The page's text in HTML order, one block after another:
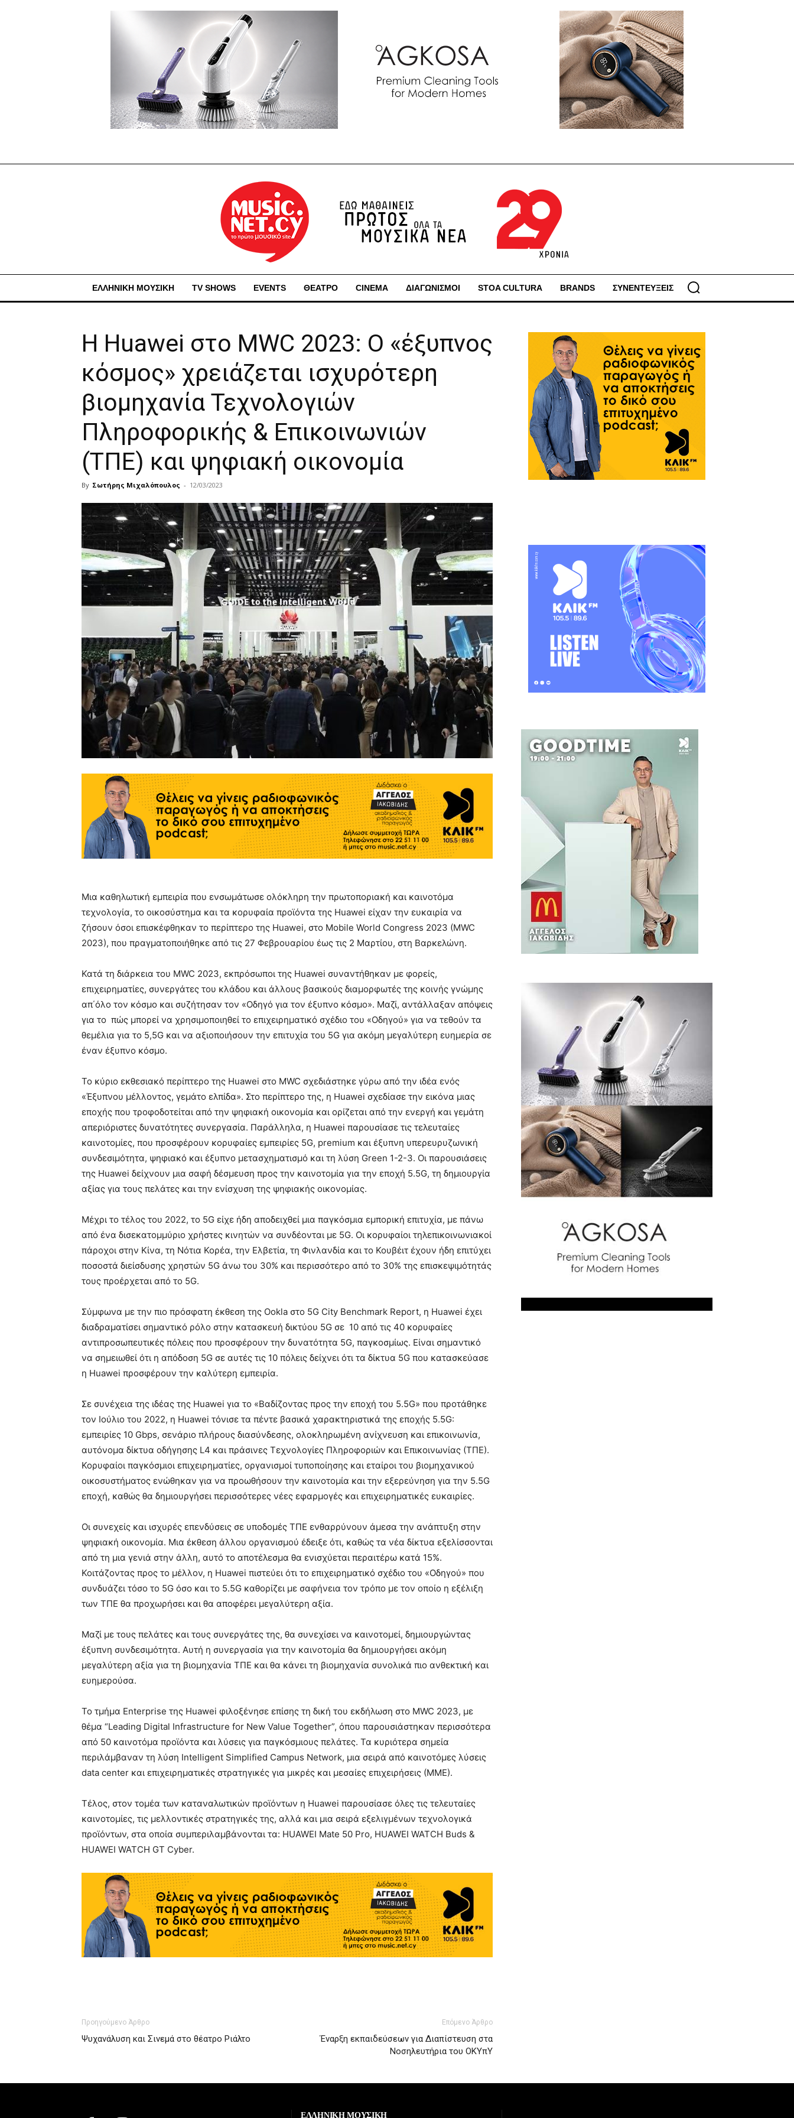
ΕΛΛΗΝΙΚΗ ΜΟΥΣΙΚΗ TV SHOWS EVENTS ΘΕΑΤΡΟ CINEMA ΔΙΑΓΩΝΙΣΜΟΙ STOA CULTURA BRANDS ΣΥΝΕΝΤΕΥΞΕΙΣ
H Huawei στο MWC 2023: Ο «έξυπνος
κόσμος» χρειάζεται ισχυρότερη
βιομηχανία Τεχνολογιών
Πληροφορικής & Επικοινωνιών
(ΤΠΕ) και ψηφιακή οικονομία
By Σωτήρης Μιχαλόπουλος - 12/03/2023
Μια καθηλωτική εμπειρία που ενσωμάτωσε ολόκληρη την πρωτοποριακή και καινοτόμα
τεχνολογία, το οικοσύστημα και τα κορυφαία προϊόντα της Huawei είχαν την ευκαιρία να
ζήσουν όσοι επισκέφθηκαν το περίπτερο της Huawei, στο Mobile World Congress 2023 (MWC
2023), που πραγματοποιήθηκε από τις 27 Φεβρουαρίου έως τις 2 Μαρτίου, στη Βαρκελώνη.
Κατά τη διάρκεια του MWC 2023, εκπρόσωποι της Huawei συναντήθηκαν με φορείς,
επιχειρηματίες, συνεργάτες του κλάδου και άλλους βασικούς διαμορφωτές της κοινής γνώμης
απ΄όλο τον κόσμο και συζήτησαν τον «Οδηγό για τον έξυπνο κόσμο». Μαζί, αντάλλαξαν απόψεις
για το πώς μπορεί να χρησιμοποιηθεί το επιχειρηματικό σχέδιο του «Οδηγού» για να τεθούν τα
θεμέλια για το 5,5G και να αξιοποιήσουν την επιτυχία του 5G για ακόμη μεγαλύτερη ευημερία σε
έναν έξυπνο κόσμο.
Το κύριο εκθεσιακό περίπτερο της Huawei στο MWC σχεδιάστηκε γύρω από την ιδέα ενός
«Έξυπνου μέλλοντος, γεμάτο ελπίδα». Στο περίπτερο της, η Huawei σχεδίασε την εικόνα μιας
εποχής που τροφοδοτείται από την ψηφιακή οικονομία και ορίζεται από την ενεργή και γεμάτη
απεριόριστες δυνατότητες συνεργασία. Παράλληλα, η Huawei παρουσίασε τις τελευταίες
καινοτομίες, που προσφέρουν κορυφαίες εμπειρίες 5G, premium και έξυπνη υπερευρυζωνική
συνδεσιμότητα, ψηφιακό και έξυπνο μετασχηματισμό και τη λύση Green 1-2-3. Οι παρουσιάσεις
της Huawei δείχνουν μια σαφή δέσμευση προς την καινοτομία για την εποχή 5.5G, τη δημιουργία
αξίας για τους πελάτες και την ενίσχυση της ψηφιακής οικονομίας.
Μέχρι το τέλος του 2022, το 5G είχε ήδη αποδειχθεί μια παγκόσμια εμπορική επιτυχία, με πάνω
από ένα δισεκατομμύριο χρήστες κινητών να συνδέονται με 5G. Οι κορυφαίοι τηλεπικοινωνιακοί
πάροχοι στην Κίνα, τη Νότια Κορέα, την Ελβετία, τη Φινλανδία και το Κουβέιτ έχουν ήδη επιτύχει
ποσοστά διείσδυσης χρηστών 5G άνω του 30% και περισσότερο από το 30% της επισκεψιμότητάς
τους προέρχεται από το 5G.
Σύμφωνα με την πιο πρόσφατη έκθεση της Ookla στο 5G City Benchmark Report, η Huawei έχει
διαδραματίσει σημαντικό ρόλο στην κατασκευή δικτύου 5G σε 10 από τις 40 κορυφαίες
αντιπροσωπευτικές πόλεις που προσφέρουν την δυνατότητα 5G, παγκοσμίως. Είναι σημαντικό
να σημειωθεί ότι η απόδοση 5G σε αυτές τις 10 πόλεις δείχνει ότι τα δίκτυα 5G που κατασκεύασε
η Huawei προσφέρουν την καλύτερη εμπειρία.
Σε συνέχεια της ιδέας της Huawei για το «Βαδίζοντας προς την εποχή του 5.5G» που προτάθηκε
τον Ιούλιο του 2022, η Huawei τόνισε τα πέντε βασικά χαρακτηριστικά της εποχής 5.5G:
εμπειρίες 10 Gbps, σενάριο πλήρους διασύνδεσης, ολοκληρωμένη ανίχνευση και επικοινωνία,
αυτόνομα δίκτυα οδήγησης L4 και πράσινες Τεχνολογίες Πληροφοριών και Επικοινωνίας (ΤΠΕ).
Κορυφαίοι παγκόσμιοι επιχειρηματίες, οργανισμοί τυποποίησης και εταίροι του βιομηχανικού
οικοσυστήματος ενώθηκαν για να προωθήσουν την καινοτομία και την εξερεύνηση για την 5.5G
εποχή, καθώς θα δημιουργήσει περισσότερες νέες εφαρμογές και επιχειρηματικές ευκαιρίες.
Οι συνεχείς και ισχυρές επενδύσεις σε υποδομές ΤΠΕ ενθαρρύνουν άμεσα την ανάπτυξη στην
ψηφιακή οικονομία. Μια έκθεση άλλου οργανισμού έδειξε ότι, καθώς τα νέα δίκτυα εξελίσσονται
από τη μια γενιά στην άλλη, αυτό το αποτέλεσμα θα ενισχύεται περαιτέρω κατά 15%.
Κοιτάζοντας προς το μέλλον, η Huawei πιστεύει ότι το επιχειρηματικό σχέδιο του «Οδηγού» που
συνδυάζει τόσο το 5G όσο και το 5.5G καθορίζει με σαφήνεια τον τρόπο με τον οποίο η εξέλιξη
των ΤΠΕ θα προχωρήσει και θα αποφέρει μεγαλύτερη αξία.
Μαζί με τους πελάτες και τους συνεργάτες της, θα συνεχίσει να καινοτομεί, δημιουργώντας
έξυπνη συνδεσιμότητα. Αυτή η συνεργασία για την καινοτομία θα δημιουργήσει ακόμη
μεγαλύτερη αξία για τη βιομηχανία ΤΠΕ και θα κάνει τη βιομηχανία συνολικά πιο ανθεκτική και
ευημερούσα.
Το τμήμα Enterprise της Huawei φιλοξένησε επίσης τη δική του εκδήλωση στο MWC 2023, με
θέμα “Leading Digital Infrastructure for New Value Together”, όπου παρουσιάστηκαν περισσότερα
από 50 καινοτόμα προϊόντα και λύσεις για παγκόσμιους πελάτες. Τα κυριότερα σημεία
περιλάμβαναν τη λύση Intelligent Simplified Campus Network, μια σειρά από καινοτόμες λύσεις
data center και επιχειρηματικές στρατηγικές για μικρές και μεσαίες επιχειρήσεις (ΜΜΕ).
Τέλος, στον τομέα των καταναλωτικών προϊόντων η Huawei παρουσίασε όλες τις τελευταίες
καινοτομίες, τις μελλοντικές στρατηγικές της, αλλά και μια σειρά εξελιγμένων τεχνολογικά
προϊόντων, στα οποία συμπεριλαμβάνονται τα: HUAWEI Mate 50 Pro, HUAWEI WATCH Buds &
HUAWEI WATCH GT Cyber.
Προηγούμενο Άρθρο
Ψυχανάλυση και Σινεμά στο θέατρο Ριάλτο
Επόμενο Άρθρο
Έναρξη εκπαιδεύσεων για Διαπίστευση στα
Νοσηλευτήρια του ΟΚΥπΥ
ΕΛΛΗΝΙΚΗ ΜΟΥΣΙΚΗ